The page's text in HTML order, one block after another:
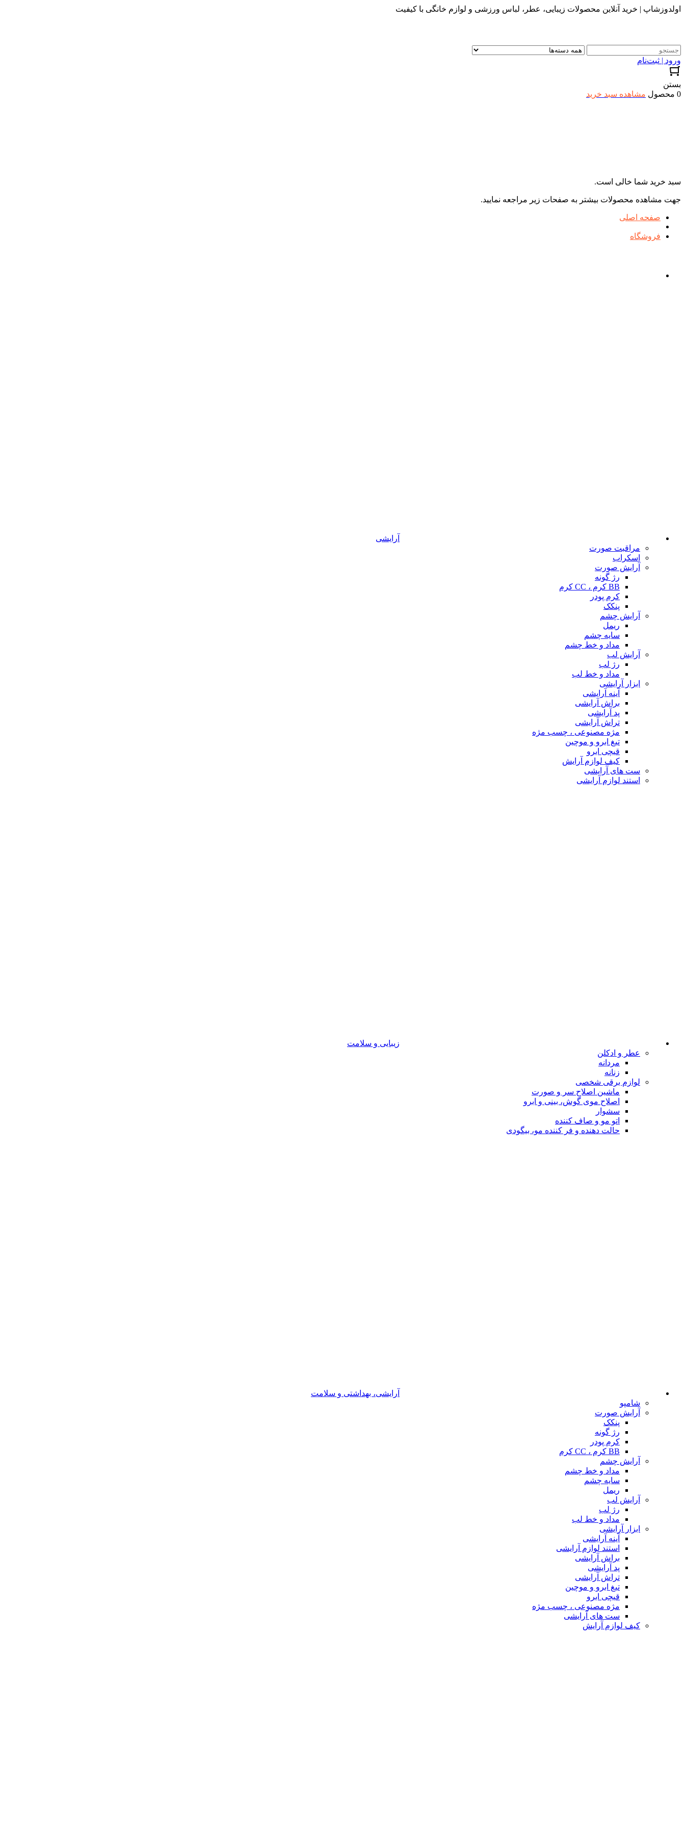
اولدوزشاپ | خرید آنلاین محصولات زیبایی، عطر، لباس ورزشی و لوازم خانگی با کیفیت
ورود | ثبت‌نام
بستن
0 محصول
مشاهده سبد خرید
سبد خرید شما خالی است.
جهت مشاهده محصولات بیشتر به صفحات زیر مراجعه نمایید.
صفحه اصلی
فروشگاه
آرایشی
مراقبت صورت
اسکراب
آرایش صورت
رژ گونه
BB کرم ، CC کرم
کرم پودر
پنکک
آرایش چشم
ریمل
سایه چشم
مداد و خط چشم
آرایش لب
رژ لب
مداد و خط لب
ابزار آرایشی
آینه آرایشی
براش آرایشی
پد آرایشی
تراش آرایشی
مژه مصنوعی ، چسب مژه
تیغ ابرو و موچین
قیچی ابرو
کیف لوازم آرایش
ست های آرایشی
استند لوازم آرایشی
زیبایی و سلامت
عطر و ادکلن
مردانه
زنانه
لوازم برقی شخصی
ماشین اصلاح سر و صورت
اصلاح موی گوش، بینی و ابرو
سشوار
اتو مو و صاف کننده
حالت دهنده و فر کننده مو، بیگودی
آرایشی، بهداشتی و سلامت
شامپو
آرایش صورت
پنکک
رژ گونه
کرم پودر
BB کرم ، CC کرم
آرایش چشم
مداد و خط چشم
سایه چشم
ریمل
آرایش لب
رژ لب
مداد و خط لب
ابزار آرایشی
آینه آرایشی
استند لوازم آرایشی
براش آرایشی
پد آرایشی
تراش آرایشی
تیغ ابرو و موچین
قیچی ابرو
مژه مصنوعی ، چسب مژه
ست های آرایشی
کیف لوازم آرایش